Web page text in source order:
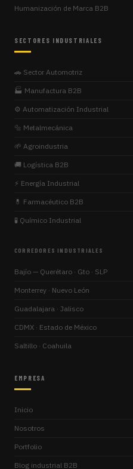
Humanización de Marca B2B
SECTORES INDUSTRIALES
🚗 Sector Automotriz
🏭 Manufactura B2B
⚙️ Automatización Industrial
🔩 Metalmecánica
🌱 Agroindustria
🚚 Logística B2B
⚡ Energía Industrial
💊 Farmacéutico B2B
🧪 Químico Industrial
CORREDORES INDUSTRIALES
Bajío — Querétaro · Gto · SLP
Monterrey · Nuevo León
Guadalajara · Jalisco
CDMX · Estado de México
Saltillo · Coahuila
EMPRESA
Inicio
Nosotros
Portfolio
Blog industrial B2B